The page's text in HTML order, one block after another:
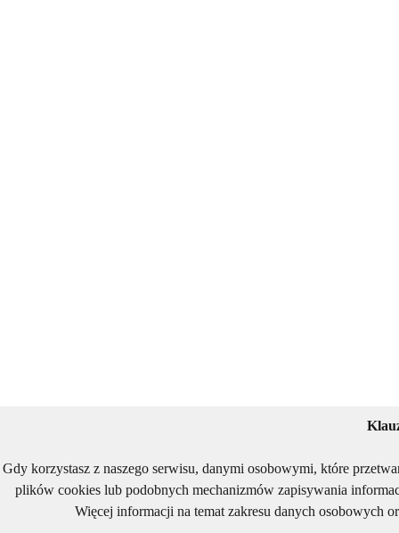
Gdy korzystasz z naszego serwisu, danymi osobowymi, które
plików cookies lub podobnych mechanizmów zapisywania
Więcej informacji na temat zakresu danych osobowych